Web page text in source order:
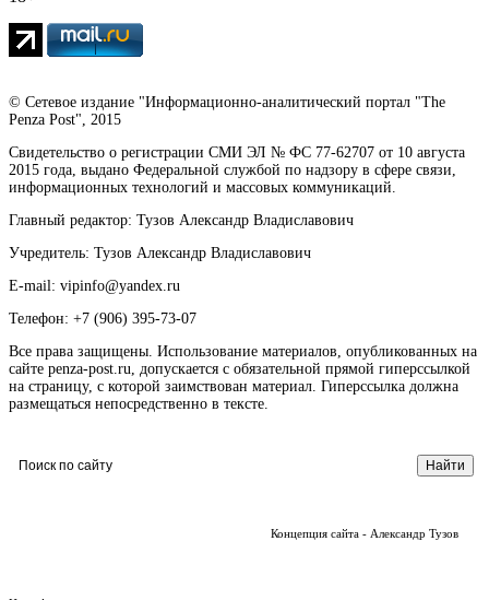
© Сетевое издание "Информационно-аналитический портал "The
Penza Post", 2015
Свидетельство о регистрации СМИ ЭЛ № ФС 77-62707 от 10 августа
2015 года, выдано Федеральной службой по надзору в сфере связи,
информационных технологий и массовых коммуникаций.
Главный редактор: Тузов Александр Владиславович
Учредитель: Тузов Александр Владиславович
E-mail: vipinfo@yandex.ru
Телефон: +7 (906) 395-73-07
Все права защищены. Использование материалов, опубликованных на
сайте penza-post.ru, допускается с обязательной прямой гиперссылкой
на страницу, с которой заимствован материал. Гиперссылка должна
размещаться непосредственно в тексте.
Концепция сайта - Александр Тузов